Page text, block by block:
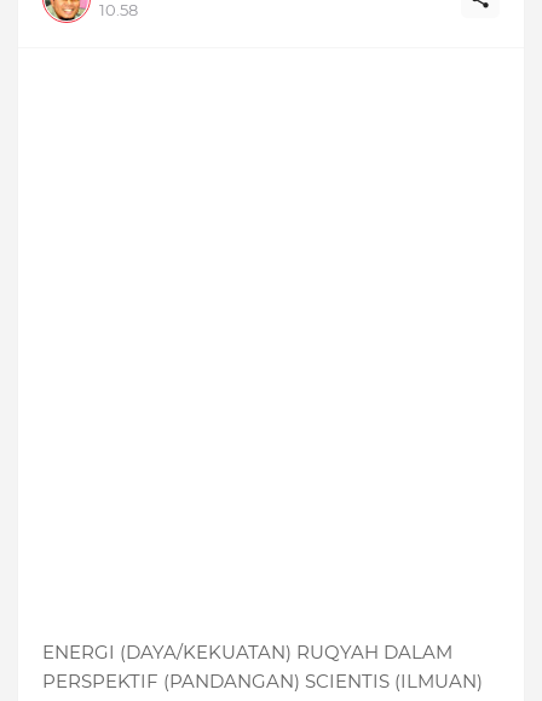
10.58
ENERGI (DAYA/KEKUATAN) RUQYAH DALAM
PERSPEKTIF (PANDANGAN) SCIENTIS (ILMUAN)